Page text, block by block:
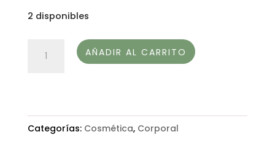
2 disponibles
CORPORAL
MUUHLLOA
cantidad
AÑADIR AL CARRITO
Categorías: Cosmética, Corporal